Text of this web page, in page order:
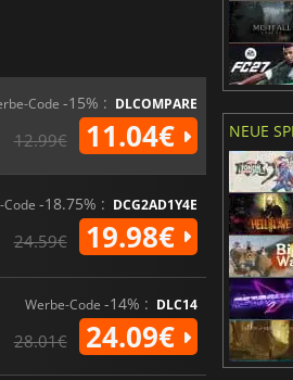
Code -15% : DLCOMPARE
12.99€ 11.04€
-18.75% : DCG2AD1Y4E
24.59€ 19.98€
Werbe-Code -14% : DLC14
28.01€ 24.09€
NEUE